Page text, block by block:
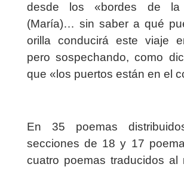
desde los «bordes de la
(María)… sin saber a qué
orilla conducirá este viaje
pero sospechando, como
que «los puertos están en el
En 35 poemas
secciones de 18 y 17
cuatro poemas traducidos al